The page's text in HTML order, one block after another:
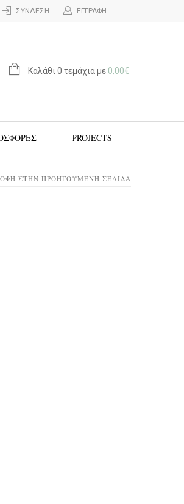
ΣΎΝΔΕΣΗ ΕΓΓΡΑΦΉ
Καλάθι 0 τεμάχια με 0,00€
PROJECTS
ΣΤΗΝ ΠΡΟΗΓΟΎΜΕΝΗ ΣΕΛΊΔΑ